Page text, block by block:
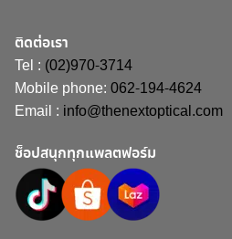
ติดต่อเรา
Tel : (02)970-3714
Mobile phone: 062-194-4624
Email : info@thenextoptical.com
ช็อปสนุกทุกแพลตฟอร์ม